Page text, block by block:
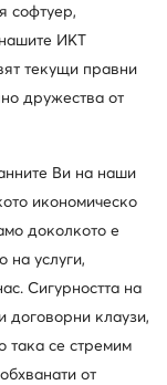
софтуер,
ИКТ
текущи правни
дружества от
Ви на наши
икономическо
доколкото е
на услуги,
Сигурността на
договорни клаузи,
така се стремим
от